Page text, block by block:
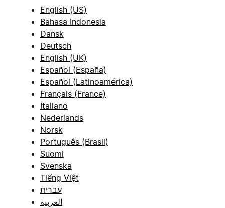
English (US)
Bahasa Indonesia
Dansk
Deutsch
English (UK)
Español (España)
Español (Latinoamérica)
Français (France)
Italiano
Nederlands
Norsk
Português (Brasil)
Suomi
Svenska
Tiếng Việt
עברית
العربية